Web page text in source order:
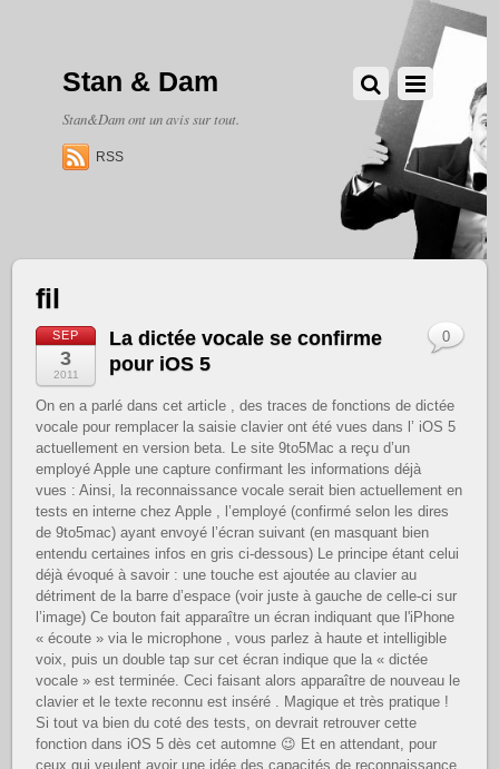
Stan & Dam
Stan&Dam ont un avis sur tout.
RSS
fil
SEP
3
2011
La dictée vocale se confirme
pour iOS 5
On en a parlé dans cet article , des traces de fonctions de dictée
vocale pour remplacer la saisie clavier ont été vues dans l’ iOS 5
actuellement en version beta. Le site 9to5Mac a reçu d’un
employé Apple une capture confirmant les informations déjà
vues : Ainsi, la reconnaissance vocale serait bien actuellement en
tests en interne chez Apple , l’employé (confirmé selon les dires
de 9to5mac) ayant envoyé l’écran suivant (en masquant bien
entendu certaines infos en gris ci-dessous) Le principe étant celui
déjà évoqué à savoir : une touche est ajoutée au clavier au
détriment de la barre d’espace (voir juste à gauche de celle-ci sur
l’image) Ce bouton fait apparaître un écran indiquant que l'iPhone
« écoute » via le microphone , vous parlez à haute et intelligible
voix, puis un double tap sur cet écran indique que la « dictée
vocale » est terminée. Ceci faisant alors apparaître de nouveau le
clavier et le texte reconnu est inséré . Magique et très pratique !
Si tout va bien du coté des tests, on devrait retrouver cette
fonction dans iOS 5 dès cet automne 😉 Et en attendant, pour
ceux qui veulent avoir une idée des capacités de reconnaissance
0